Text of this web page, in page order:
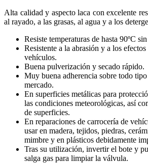
Alta calidad y aspecto laca con excelente
al rayado, a las grasas, al agua y a los
Resiste temperaturas de hasta 90ºC
Resistente a la abrasión y a los
vehículos.
Buena pulverización y secado rápido.
Muy buena adherencia sobre todo
mercado.
En superficies metálicas para
las condiciones meteorológicas, así
de superficies.
En reparaciones de carrocería de
usar en madera, tejidos, piedras,
mimbre y en plásticos debidamente
Tras su utilización, invertir el bote y
salga gas para limpiar la válvula.